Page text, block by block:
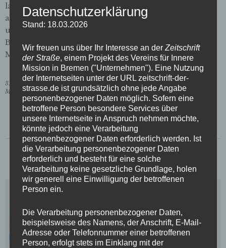
laden gleichzeitig ein, nicht damit aufzuhören. Denn
auch die Not auf Bremens Straßen hört nicht auf. Zu
unseren aktuellen Spendenkampagnen auf
Betterplace.org gelangen Sie über diesen Link. Text:
Michael Vogel Fotos: Rüdiger Mantei
31. August 2017
Meldung
Datenschutzerklärung
Stand: 18.03.2026
Wir freuen uns über Ihr Interesse an der Zeitschrift
der Straße, einem Projekt des Vereins für Innere
Mission in Bremen ("Unternehmen"). Eine Nutzung
der Internetseiten unter der URL zeitschrift-der-
strasse.de ist grundsätzlich ohne jede Angabe
personenbezogener Daten möglich. Sofern eine
betroffene Person besondere Services über
unsere Internetseite in Anspruch nehmen möchte,
könnte jedoch eine Verarbeitung
personenbezogener Daten erforderlich werden. Ist
die Verarbeitung personenbezogener Daten
erforderlich und besteht für eine solche
Verarbeitung keine gesetzliche Grundlage, holen
wir generell eine Einwilligung der betroffenen
Person ein.
Die Verarbeitung personenbezogener Daten,
beispielsweise des Namens, der Anschrift, E-Mail-
Adresse oder Telefonnummer einer betroffenen
Person, erfolgt stets im Einklang mit der